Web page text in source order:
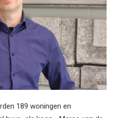
189 woningen en